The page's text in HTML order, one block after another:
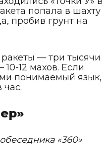
попала в шахту
пробив грунт на
— три тысячи
12 махов. Если
понимаемый язык,
час.
«360»